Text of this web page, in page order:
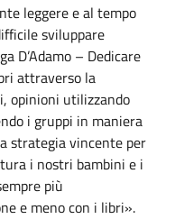
leggere e al tempo
sviluppare
D’Adamo – Dedicare
attraverso la
opinioni utilizzando
i gruppi in maniera
strategia vincente per
i nostri bambini e i
più
e meno con i libri».